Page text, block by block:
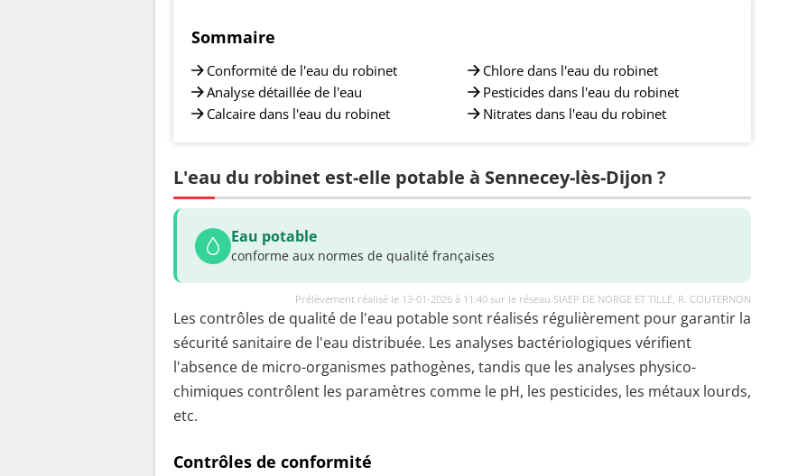
Sommaire
Conformité de l'eau du robinet
Analyse détaillée de l'eau
Calcaire dans l'eau du robinet
Chlore dans l'eau du robinet
Pesticides dans l'eau du robinet
Nitrates dans l'eau du robinet
L'eau du robinet est-elle potable à Sennecey-lès-Dijon ?
Eau potable
conforme aux normes de qualité françaises
Prélèvement réalisé le 13-01-2026 à 11:40 sur le réseau SIAEP DE NORGE ET TILLE, R. COUTERNON
Les contrôles de qualité de l'eau potable sont réalisés régulièrement pour garantir la
sécurité sanitaire de l'eau distribuée. Les analyses bactériologiques vérifient
l'absence de micro-organismes pathogènes, tandis que les analyses physico-
chimiques contrôlent les paramètres comme le pH, les pesticides, les métaux lourds,
etc.
Contrôles de conformité